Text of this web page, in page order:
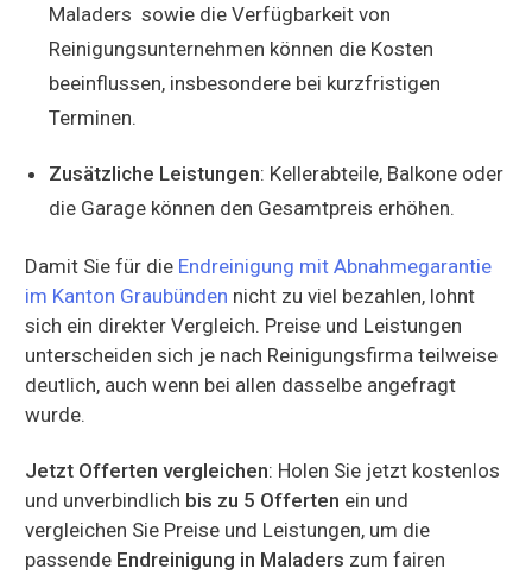
Maladers sowie die Verfügbarkeit von
Reinigungsunternehmen können die Kosten
beeinflussen, insbesondere bei kurzfristigen
Terminen.
Zusätzliche Leistungen: Kellerabteile, Balkone oder
die Garage können den Gesamtpreis erhöhen.
Damit Sie für die Endreinigung mit Abnahmegarantie
im Kanton Graubünden nicht zu viel bezahlen, lohnt
sich ein direkter Vergleich. Preise und Leistungen
unterscheiden sich je nach Reinigungsfirma teilweise
deutlich, auch wenn bei allen dasselbe angefragt
wurde.
Jetzt Offerten vergleichen: Holen Sie jetzt kostenlos
und unverbindlich bis zu 5 Offerten ein und
vergleichen Sie Preise und Leistungen, um die
passende Endreinigung in Maladers zum fairen